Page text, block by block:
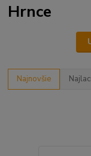
Hrnce
Najnovšie